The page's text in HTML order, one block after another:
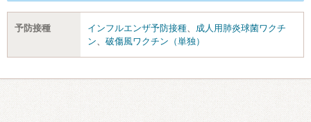
予防接種 インフルエンザ予防接種
成人用肺炎球菌ワクチ
ン
破傷風ワクチン（単独）